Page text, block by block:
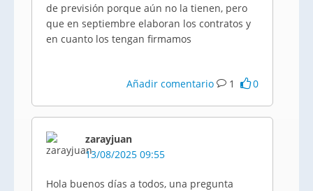
de previsión porque aún no la tienen, pero
que en septiembre elaboran los contratos y
en cuanto los tengan firmamos
Añadir comentario 1 0
zarayjuan
13/08/2025 09:55
Hola buenos días a todos, una pregunta